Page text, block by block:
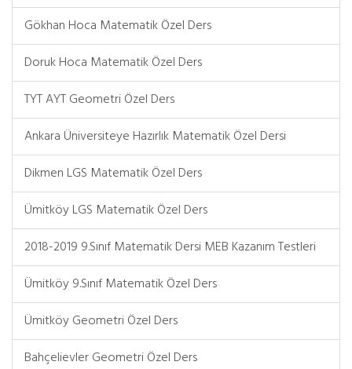
Gökhan Hoca Matematik Özel Ders
Doruk Hoca Matematik Özel Ders
TYT AYT Geometri Özel Ders
Ankara Üniversiteye Hazırlık Matematik Özel Dersi
Dikmen LGS Matematik Özel Ders
Ümitköy LGS Matematik Özel Ders
2018-2019 9.Sınıf Matematik Dersi MEB Kazanım Testleri
Ümitköy 9.Sınıf Matematik Özel Ders
Ümitköy Geometri Özel Ders
Bahçelievler Geometri Özel Ders